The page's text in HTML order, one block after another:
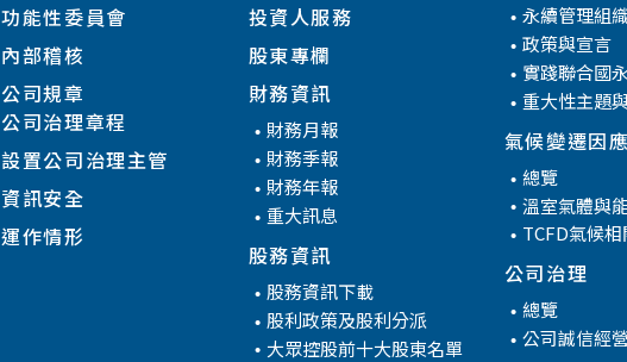
功能性委員會
內部稽核
公司規章
公司治理章程
設置公司治理主管
資訊安全
運作情形
投資人服務
股東專欄
財務資訊
財務月報
財務季報
財務年報
重大訊息
股務資訊
股務資訊下載
股利政策及股利分派
大眾控股前十大股東名單
永續管理組
政策與宣言
實踐聯合國
重大性主題
氣候變遷因
總覽
溫室氣體與
TCFD氣候
公司治理
總覽
公司誠信經